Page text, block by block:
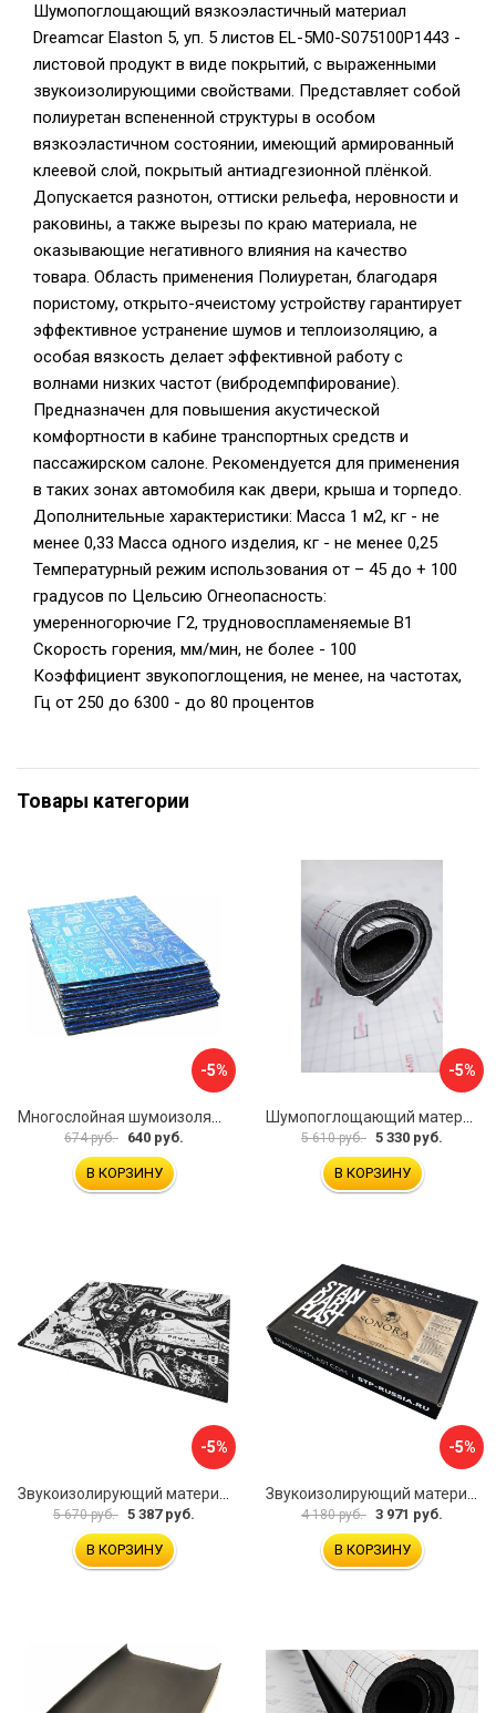
Шумопоглощающий вязкоэластичный материал
Dreamcar Elaston 5, уп. 5 листов EL-5M0-S075100P1443 -
листовой продукт в виде покрытий, с выраженными
звукоизолирующими свойствами. Представляет собой
полиуретан вспененной структуры в особом
вязкоэластичном состоянии, имеющий армированный
клеевой слой, покрытый антиадгезионной плёнкой.
Допускается разнотон, оттиски рельефа, неровности и
раковины, а также вырезы по краю материала, не
оказывающие негативного влияния на качество
товара. Область применения Полиуретан, благодаря
пористому, открыто-ячеистому устройству гарантирует
эффективное устранение шумов и теплоизоляцию, а
особая вязкость делает эффективной работу с
волнами низких частот (вибродемпфирование).
Предназначен для повышения акустической
комфортности в кабине транспортных средств и
пассажирском салоне. Рекомендуется для применения
в таких зонах автомобиля как двери, крыша и торпедо.
Дополнительные характеристики: Масса 1 м2, кг - не
менее 0,33 Масса одного изделия, кг - не менее 0,25
Температурный режим использования от – 45 до + 100
градусов по Цельсию Огнеопасность:
умеренногорючие Г2, трудновоспламеняемые В1
Скорость горения, мм/мин, не более - 100
Коэффициент звукопоглощения, не менее, на частотах,
Гц от 250 до 6300 - до 80 процентов
Товары категории
-5%
674 руб. 640 руб.
В КОРЗИНУ
-5%
5 610 руб. 5 330 руб.
В КОРЗИНУ
-5%
Звукоизолирующий материал STP Bromo 54253
5 670 руб. 5 387 руб.
В КОРЗИНУ
-5%
Звукоизолирующий материал STP Sonora 54254
4 180 руб. 3 971 руб.
В КОРЗИНУ